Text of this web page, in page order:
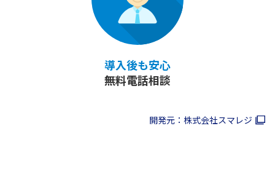
導入後も安心
無料電話相談
開発元：株式会社スマレジ